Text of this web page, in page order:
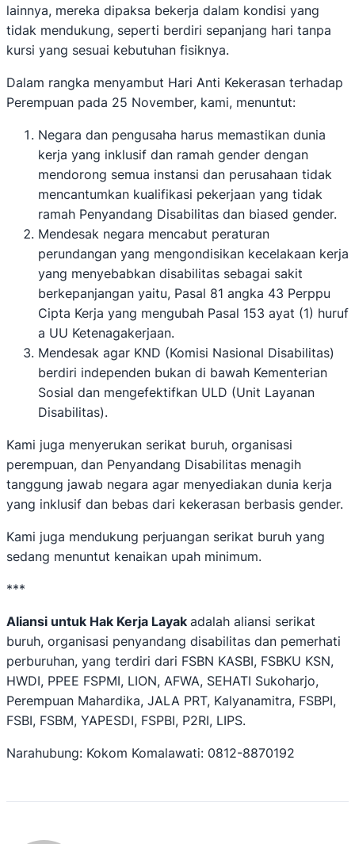
lainnya, mereka dipaksa bekerja dalam kondisi yang
tidak mendukung, seperti berdiri sepanjang hari tanpa
kursi yang sesuai kebutuhan fisiknya.
Dalam rangka menyambut Hari Anti Kekerasan terhadap
Perempuan pada 25 November, kami, menuntut:
Negara dan pengusaha harus memastikan dunia
kerja yang inklusif dan ramah gender dengan
mendorong semua instansi dan perusahaan tidak
mencantumkan kualifikasi pekerjaan yang tidak
ramah Penyandang Disabilitas dan biased gender.
Mendesak negara mencabut peraturan
perundangan yang mengondisikan kecelakaan kerja
yang menyebabkan disabilitas sebagai sakit
berkepanjangan yaitu, Pasal 81 angka 43 Perppu
Cipta Kerja yang mengubah Pasal 153 ayat (1) huruf
a UU Ketenagakerjaan.
Mendesak agar KND (Komisi Nasional Disabilitas)
berdiri independen bukan di bawah Kementerian
Sosial dan mengefektifkan ULD (Unit Layanan
Disabilitas).
Kami juga menyerukan serikat buruh, organisasi
perempuan, dan Penyandang Disabilitas menagih
tanggung jawab negara agar menyediakan dunia kerja
yang inklusif dan bebas dari kekerasan berbasis gender.
Kami juga mendukung perjuangan serikat buruh yang
sedang menuntut kenaikan upah minimum.
***
Aliansi untuk Hak Kerja Layak adalah aliansi serikat
buruh, organisasi penyandang disabilitas dan pemerhati
perburuhan, yang terdiri dari FSBN KASBI, FSBKU KSN,
HWDI, PPEE FSPMI, LION, AFWA, SEHATI Sukoharjo,
Perempuan Mahardika, JALA PRT, Kalyanamitra, FSBPI,
FSBI, FSBM, YAPESDI, FSPBI, P2RI, LIPS.
Narahubung: Kokom Komalawati: 0812-8870192